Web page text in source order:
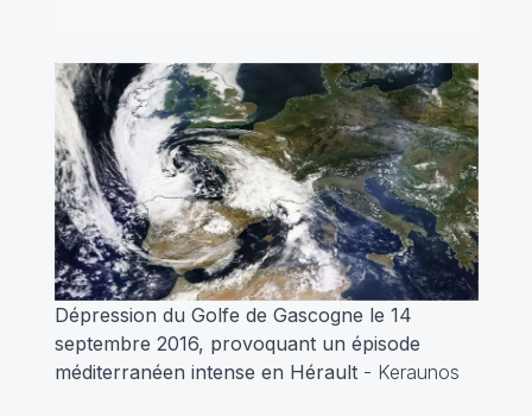
Dépression du Golfe de Gascogne le 14
septembre 2016, provoquant un épisode
méditerranéen intense en Hérault - Keraunos